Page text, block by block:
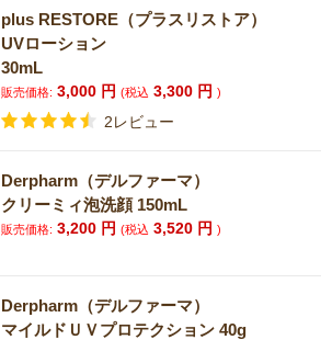
plus RESTORE（プラスリストア）
UVローション
30mL
販売価格: 3,000 円(税込 3,300 円)
2レビュー
Derpharm（デルファーマ）
クリーミィ泡洗顔 150mL
販売価格: 3,200 円(税込 3,520 円)
Derpharm（デルファーマ）
マイルドＵＶプロテクション 40g